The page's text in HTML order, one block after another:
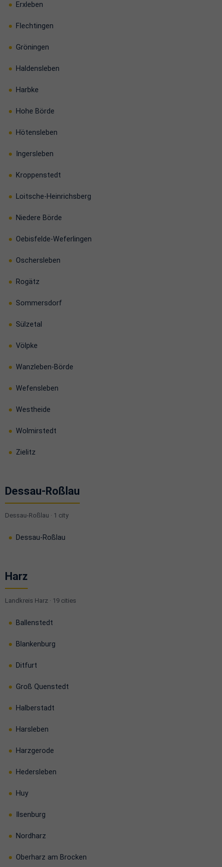
Erxleben
Flechtingen
Gröningen
Haldensleben
Harbke
Hohe Börde
Hötensleben
Ingersleben
Kroppenstedt
Loitsche-Heinrichsberg
Niedere Börde
Oebisfelde-Weferlingen
Oschersleben
Rogätz
Sommersdorf
Sülzetal
Völpke
Wanzleben-Börde
Wefensleben
Westheide
Wolmirstedt
Zielitz
Dessau-Roßlau
Dessau-Roßlau · 1 city
Dessau-Roßlau
Harz
Landkreis Harz · 19 cities
Ballenstedt
Blankenburg
Ditfurt
Groß Quenstedt
Halberstadt
Harsleben
Harzgerode
Hedersleben
Huy
Ilsenburg
Nordharz
Oberharz am Brocken